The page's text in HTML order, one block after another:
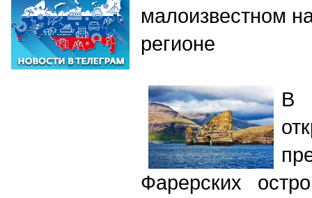
малоизвестном
регионе
В
Фарерских